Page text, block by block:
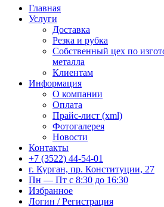
Главная
Услуги
Доставка
Резка и рубка
Собственный цех по
металла
Клиентам
Информация
О компании
Оплата
Прайс-лист (xml)
Фотогалерея
Новости
Контакты
+7 (3522) 44-54-01
г. Курган, пр. Конституции, 27
Пн — Пт с 8:30 до 16:30
Избранное
Логин / Регистрация